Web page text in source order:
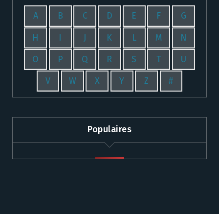
A B C D E F G
H I J K L M N
O P Q R S T U
V W X Y Z #
Populaires